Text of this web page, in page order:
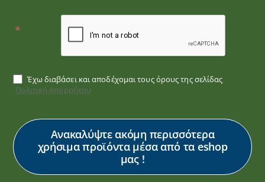
Έχω διαβάσει και αποδέχομαι τους όρους της σελίδας
Πολιτική Απορρήτου
Ανακαλύψτε ακόμη περισσότερα
χρήσιμα προϊόντα μέσα από τα eshop
μας !